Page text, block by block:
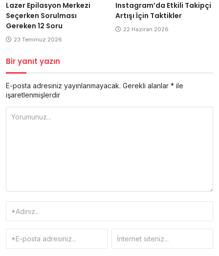
Lazer Epilasyon Merkezi
Seçerken Sorulması
Gereken 12 Soru
23 Temmuz 2026
Instagram’da Etkili Takipçi
Artışı İçin Taktikler
22 Haziran 2026
Bir yanıt yazın
E-posta adresiniz yayınlanmayacak. Gerekli alanlar * ile
işaretlenmişlerdir